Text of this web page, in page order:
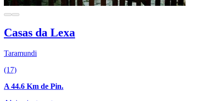
Casas da Lexa
Taramundi
(17)
A 44.6 Km de Pin.